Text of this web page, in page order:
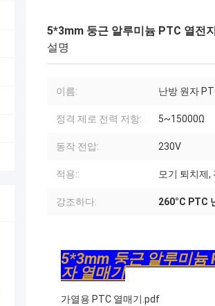
5*3mm 둥근 알루미늄 PTC 열전
설명
이름: 난방 원자
정격 제로 전력 저항: 5~15000Ω
동작 전압: 230V
적용:: 모기 퇴치제,
강조하다: 260°C PTC
5*3mm 둥근 알루미늄
자 열매기
가열용 PTC 열매기.pdf